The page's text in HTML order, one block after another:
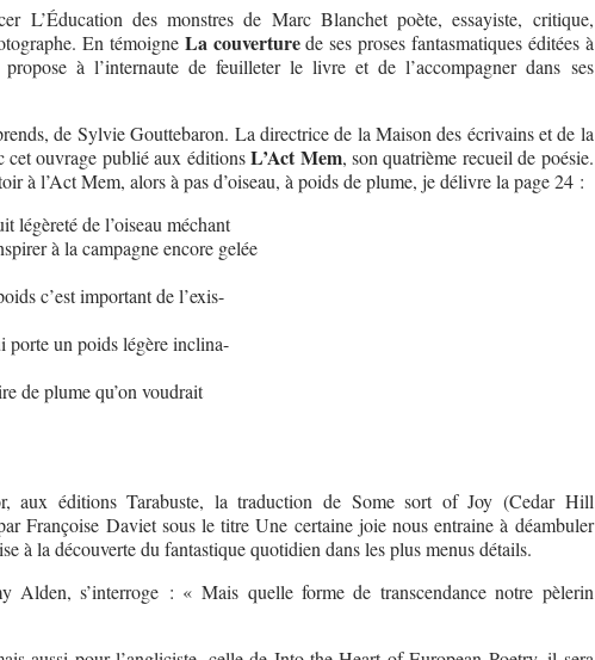
L’Éducation des monstres de Marc Blanchet poète, essayiste, critique,
En témoigne La couverturede ses proses fantasmatiques éditées à
à l’internaute de feuilleter le livre et de l’accompagner dans ses
de Sylvie Gouttebaron. La directrice de la Maison des écrivains et de la
cet ouvrage publié aux éditionsL’Act Mem, son quatrième recueil de poésie.
à l’Act Mem, alors à pas d’oiseau, à poids de plume, je délivre la page 24 :
légèreté de l’oiseau méchant
à la campagne encore gelée
c’est important de l’exis-
porte un poids légère inclina-
de plume qu’on voudrait
aux éditions Tarabuste, la traduction de Some sort of Joy (Cedar Hill
Françoise Daviet sous le titre Une certaine joie nous entraine à déambuler
à la découverte du fantastique quotidien dans les plus menus détails.
Alden, s’interroge : « Mais quelle forme de transcendance notre pèlerin